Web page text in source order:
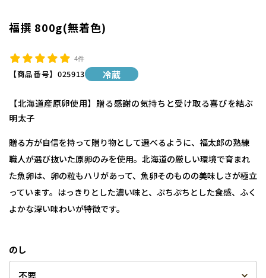
福撰 800g(無着色)
4件
【商品番号】 025913 冷蔵
【北海道産原卵使用】贈る感謝の気持ちと受け取る喜びを結ぶ
明太子
贈る方が自信を持って贈り物として選べるように、福太郎の熟練
職人が選び抜いた原卵のみを使用。北海道の厳しい環境で育まれ
た魚卵は、卵の粒もハリがあって、魚卵そのものの美味しさが極立
っています。はっきりとした濃い味と、ぷちぷちとした食感、ふく
よかな深い味わいが特徴です。
のし